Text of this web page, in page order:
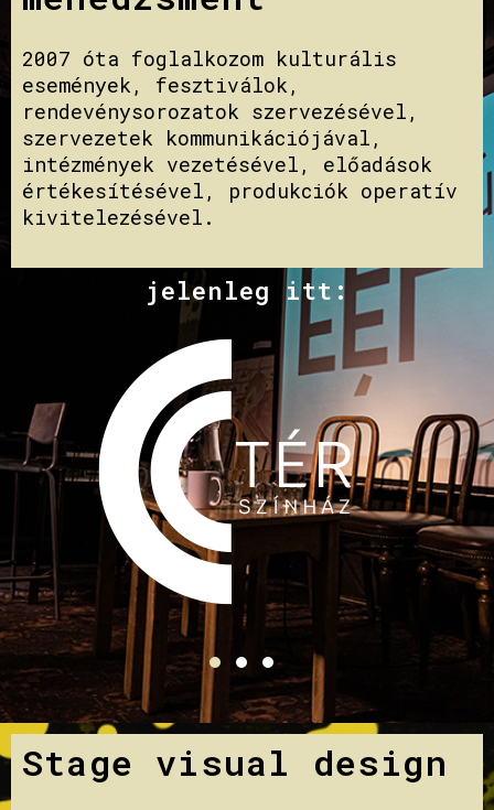
2007 óta foglalkozom kulturális
események, fesztiválok,
rendevénysorozatok szervezésével,
szervezetek kommunikációjával,
intézmények vezetésével, előadások
értékesítésével, produkciók operatív
kivitelezésével.
jelenleg itt:
Stage visual design